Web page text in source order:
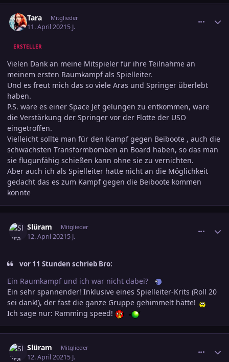
Tara Mitglieder
11. April 20215 J.
ERSTELLER
Vielen Dank an meine Mitspieler für ihre Teilnahme an
meinem ersten Raumkampf als Spielleiter.
Und es freut mich das so viele Aras und Springer überlebt
haben.
P.S. wäre es einer Space Jet gelungen zu entkommen, wäre
die Verstärkung der Springer vor der Flotte der USO
eingetroffen.
Vielleicht sollte man für den Kampf gegen Beiboote , auch die
schwächsten Transformbomben an Board haben, so das man
sie flugunfähig schießen kann ohne sie zu vernichten.
Aber auch ich als Spielleiter hatte nicht an die Möglichkeit
gedacht das es zum Kampf gegen die Beiboote kommen
könnte
Slüram Mitglieder
12. April 20215 J.
vor 11 Stunden schrieb Bro:
Ein Raumkampf und ich war nicht dabei?
Ein sehr spannender! Inklusive eines Spielleiter-Krits (Roll 20
sei dank!), der fast die ganze Gruppe gehimmelt hätte!
Ich sage nur: Ramming speed!
Slüram Mitglieder
12. April 20215 J.